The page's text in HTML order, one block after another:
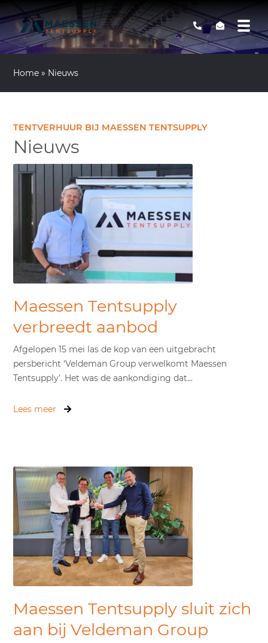
Home » Nieuws
TENTVERHUUR BIJ MAESSEN TENTSUPPLY
Nieuws
Maessen Tentsupply
verbreedt aanbod
Afgelopen 15 mei las de kop van een uitgebracht
persbericht ‘Veldeman Group verwelkomt Maessen
Tentsupply’. Het was de aankondiging dat...
Lees meer
Maessen Tentsupply sluit zich
aan bij Veldeman Group